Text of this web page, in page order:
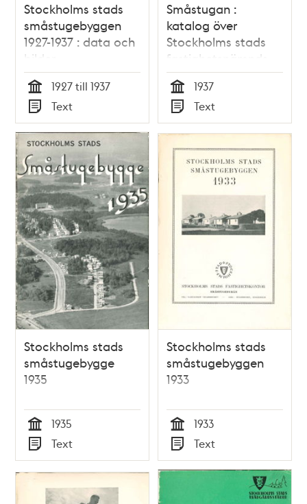
Stockholms stads
småstugebyggen
1927-1937 : data och
bilder
sammanställda till
Stockholms
småstugeföreningars
10-årsjubileum i
Stadshuset den 2
oktober 1937
Tid
1927 till 1937
Typ
Text
Småstugan :
katalog över
Stockholms stads
fastighetsnämnds
utställning vid
Rålambshov
Tid
1937
Typ
Text
Stockholms stads
småstugebygge
1935
Tid
1935
Typ
Text
Stockholms stads
småstugebyggen
1933
Tid
1933
Typ
Text